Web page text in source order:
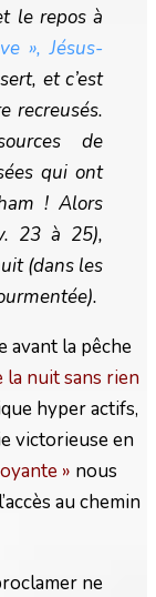
le repos à
», Jésus-
et c’est
recreusés.
de
qui ont
! Alors
23 à 25),
(dans les
avant la pêche
la nuit sans rien
hyper actifs,
victorieuse en
» nous
au chemin
ne